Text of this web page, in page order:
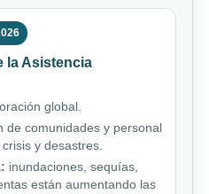
la Asistencia
global.
de comunidades y personal
y desastres.
inundaciones, sequías,
están aumentando las